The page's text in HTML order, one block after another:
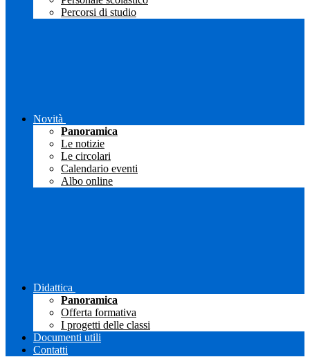
Percorsi di studio
Novità
Panoramica
Le notizie
Le circolari
Calendario eventi
Albo online
Didattica
Panoramica
Offerta formativa
I progetti delle classi
Documenti utili
Contatti